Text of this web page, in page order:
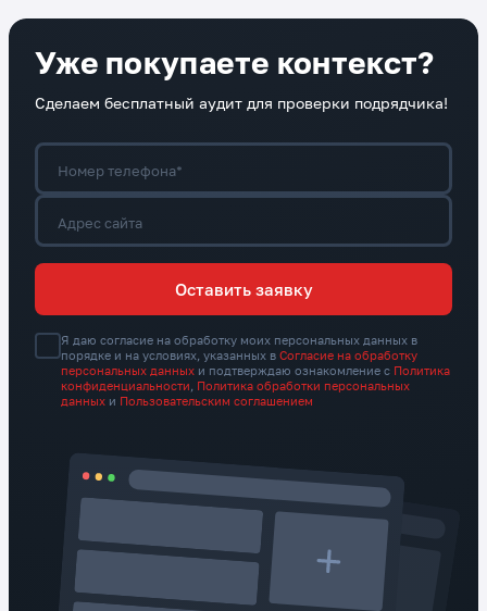
Уже покупаете контекст?
Сделаем бесплатный аудит для проверки подрядчика!
Номер телефона*
Адрес сайта
Оставить заявку
Я даю согласие на обработку моих персональных данных в
порядке и на условиях, указанных в Согласие на обработку
персональных данных и подтверждаю ознакомление с Политика
конфиденциальности
Политика обработки персональных
данных и Пользовательским соглашением